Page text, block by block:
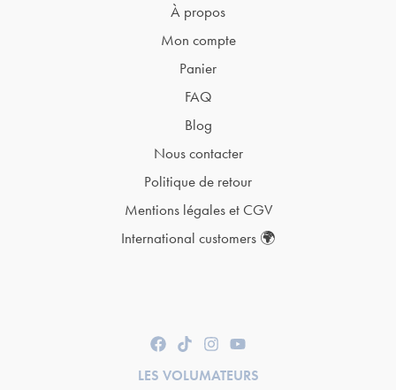
À propos
Mon compte
Panier
FAQ
Blog
Nous contacter
Politique de retour
Mentions légales et CGV
International customers 🌍
LES VOLUMATEURS